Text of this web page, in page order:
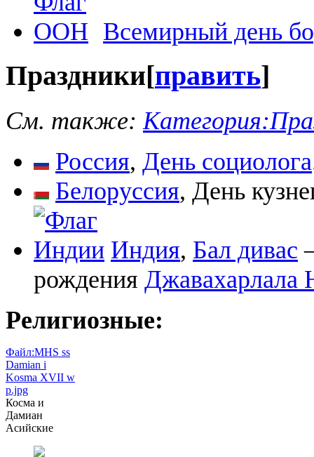
Всемирный день
Праздники [править]
См. также:
Россия, День социолога
Белоруссия, День
Индия, Бал дивас
рождения Джавахарлала
Религиозные:
Файл:MHS ss
Damian i
Kosma XVII w
p.jpg
Косма и
Дамиан
Асийские